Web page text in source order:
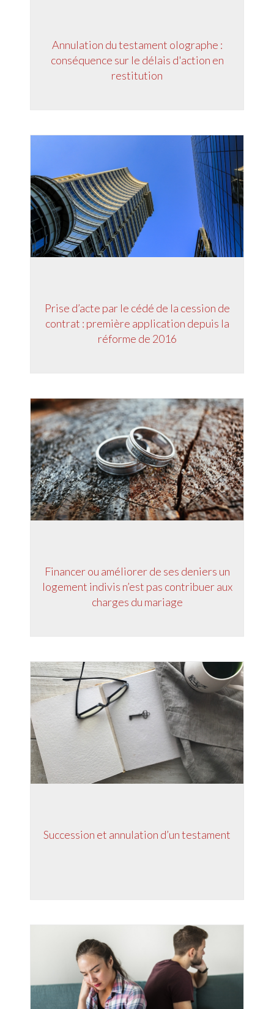
Annulation du testament olographe :
conséquence sur le délais d'action en
restitution
Prise d’acte par le cédé de la cession de
contrat : première application depuis la
réforme de 2016
Financer ou améliorer de ses deniers un
logement indivis n’est pas contribuer aux
charges du mariage
Succession et annulation d’un testament